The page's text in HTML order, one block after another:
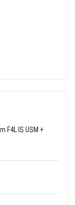
F4L IS USM +